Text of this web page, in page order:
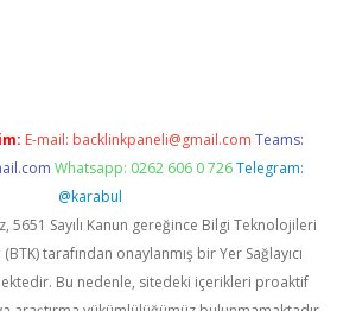
E-mail: backlinkpaneli@gmail.com Teams:
Whatsapp: 0262 606 0 726 Telegram:
@karabul
5651 Sayılı Kanun gereğince Bilgi Teknolojileri
tarafından onaylanmış bir Yer Sağlayıcı
Bu nedenle, sitedeki içerikleri proaktif